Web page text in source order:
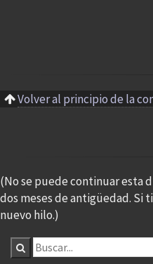
Volver al principio de la
(No se puede continuar esta
dos meses de antigüedad. Si
nuevo hilo.)